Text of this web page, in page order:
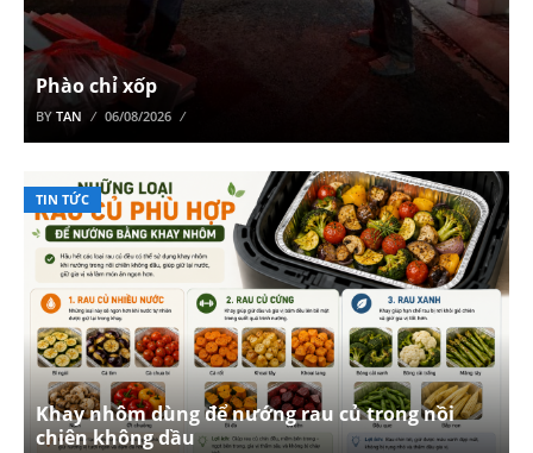
Phào chỉ xốp
BY TAN 06/08/2026
TIN TỨC
Khay nhôm dùng để nướng rau củ trong nồi
chiên không dầu